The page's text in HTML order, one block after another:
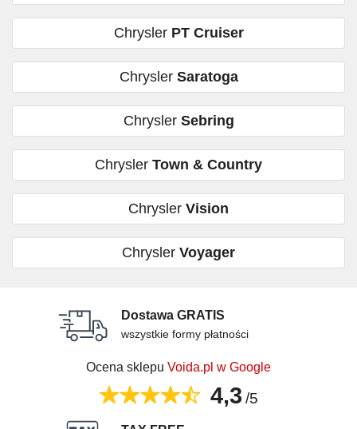
Chrysler PT Cruiser
Chrysler Saratoga
Chrysler Sebring
Chrysler Town & Country
Chrysler Vision
Chrysler Voyager
Dostawa GRATIS
wszystkie formy płatności
Ocena sklepu Voida.pl w Google
4,3 /5